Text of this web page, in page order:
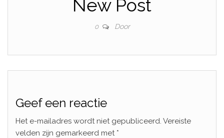
New Post
0 Door
Geef een reactie
Het e-mailadres wordt niet gepubliceerd. Vereiste
velden zijn gemarkeerd met *